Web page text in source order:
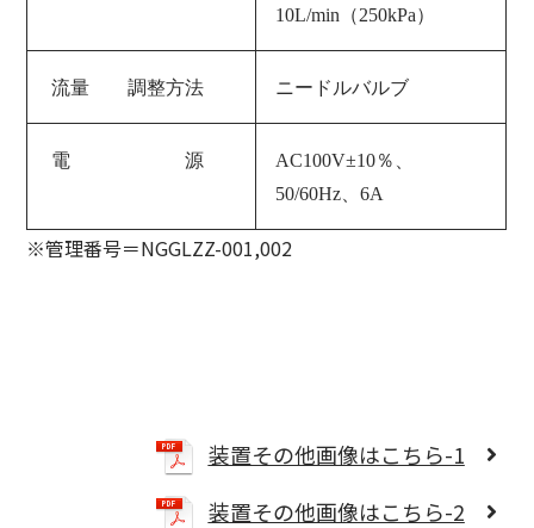
10L/min（250kPa）
流量 調整方法 ニードルバルブ
電 源
AC100V±10％、
50/60Hz、6A
※管理番号＝NGGLZZ-001,002
装置その他画像はこちら-1
装置その他画像はこちら-2